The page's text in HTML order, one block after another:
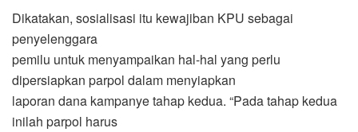
Dikatakan, sosialisasi itu kewajiban KPU sebagai
penyelenggara
pemilu untuk menyampaikan hal-hal yang perlu
dipersiapkan parpol dalam menyiapkan
laporan dana kampanye tahap kedua. “Pada tahap kedua
inilah parpol harus